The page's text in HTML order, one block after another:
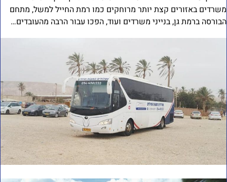
באזורים קצת יותר מרוחקים כמו רמת החייל למשל, מתחם
ברמת גן, בנייני משרדים ועוד, הפכו עבור הרבה מהעובדים…